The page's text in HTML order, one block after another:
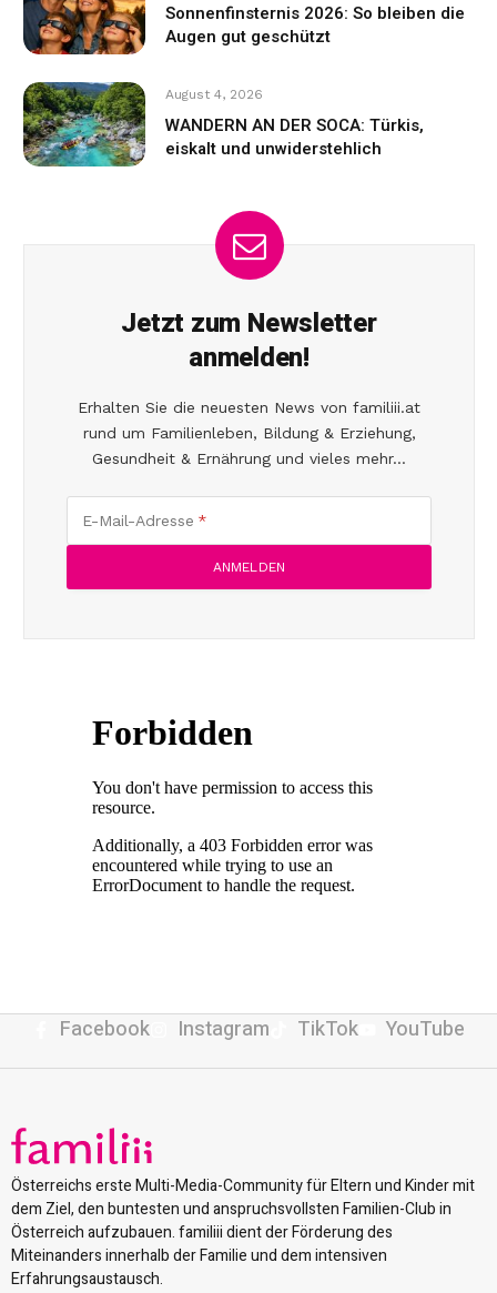
Sonnenfinsternis 2026: So bleiben die
Augen gut geschützt
August 4, 2026
WANDERN AN DER SOCA: Türkis,
eiskalt und unwiderstehlich
Jetzt zum Newsletter
anmelden!
Erhalten Sie die neuesten News von familiii.at
rund um Familienleben, Bildung & Erziehung,
Gesundheit & Ernährung und vieles mehr...
E-Mail-Adresse
Facebook Instagram TikTok YouTube
Österreichs erste Multi-Media-Community für Eltern und Kinder mit
dem Ziel, den buntesten und anspruchsvollsten Familien-Club in
Österreich aufzubauen. familiii dient der Förderung des
Miteinanders innerhalb der Familie und dem intensiven
Erfahrungsaustausch.